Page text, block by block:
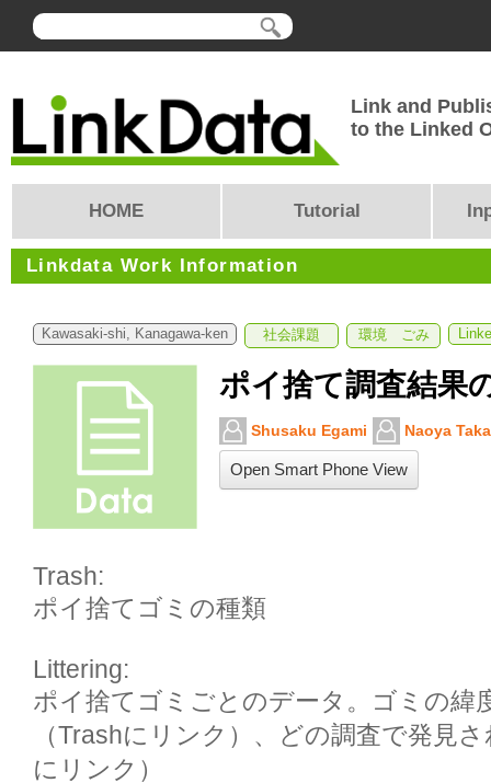
Link and
to the Linked
HOME Tutorial
Linkdata Work Information
Kawasaki-shi, Kanagawa-ken 社会課題 環境 ごみ
ポイ捨て調査結果
Shusaku Egami Naoya
Open Smart Phone View
Trash:
ポイ捨てゴミの種類
Littering:
ポイ捨てゴミごとのデータ。ゴミの緯
（Trashにリンク）、どの調査で発見
にリンク）